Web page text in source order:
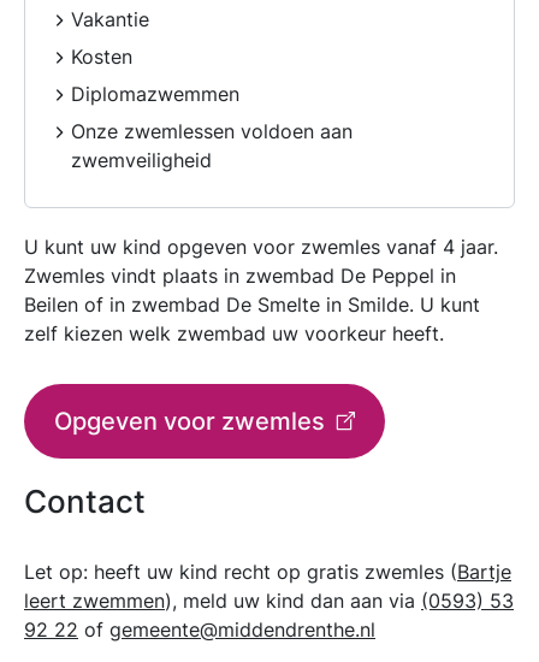
U kunt uw kind opgeven voor zwemles vanaf 4 jaar.
Zwemles vindt plaats in zwembad De Peppel in
Beilen of in zwembad De Smelte in Smilde. U kunt
zelf kiezen welk zwembad uw voorkeur heeft.
Opgeven voor zwemles
Contact
Let op: heeft uw kind recht op gratis zwemles (Bartje
leert zwemmen), meld uw kind dan aan via (0593) 53
92 22 of gemeente@middendrenthe.nl
Vakantie
Kosten
Diplomazwemmen
Onze zwemlessen voldoen aan
zwemveiligheid